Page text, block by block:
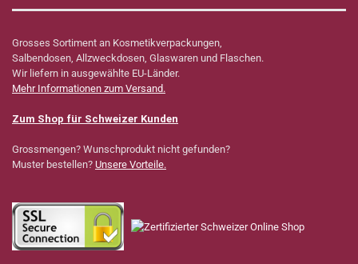
Grosses Sortiment an Kosmetikverpackungen,
Salbendosen, Allzweckdosen, Glaswaren und Flaschen.
Wir liefern in ausgewählte EU-Länder.
Mehr Informationen zum Versand.
Zum Shop für Schweizer Kunden
Grossmengen? Wunschprodukt nicht gefunden?
Muster bestellen? Unsere Vorteile.